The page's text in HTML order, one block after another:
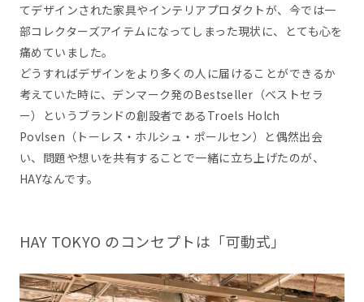
てデザインされた家具やインテリアプロダクトが、今では一
部コレクターズアイテムになってしまった現状に、とても心を
痛めていました。
どうすればデザインをより多くの人に届けることができるか
考えていた時に、デンマーク発のBestseller（ベストセラ
ー）というブランドの創設者であるTroels Holch
Povlsen（トーレス・ホルシュ・ポールセン）と偶然出会
い、問題や想いを共有することで一緒に立ち上げたのが、
HAYなんです。
HAY TOKYO のコンセプトは「可動式」